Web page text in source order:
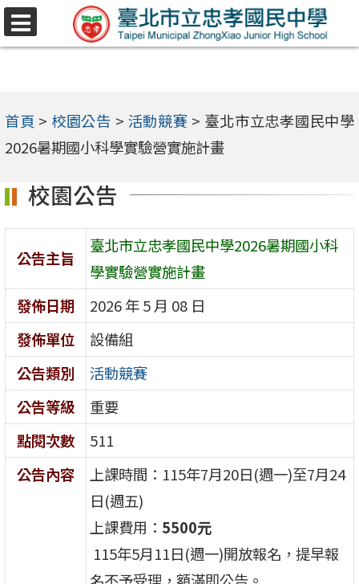
跳
至
內
容
選
首頁 > 校園公告 > 活動競賽 > 臺北市立忠孝國民中學
2026暑期國小科學實驗營實施計畫
校園公告
公告主旨
臺北市立忠孝國民中學2026暑期國小科
學實驗營實施計畫
發佈日期
2026 年 5 月 08 日
發佈單位
設備組
公告類別
活動競賽
公告等級
重要
點閱次數
511
公告內容
上課時間：115年7月20日(週一)至7月24
日(週五)
上課費用： 5500元
115年5月11日(週一)開放報名，提早報